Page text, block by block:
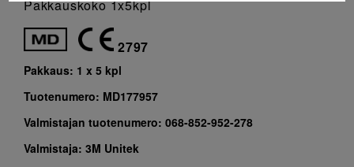
Pakkauskoko 1x5kpl
2797
Pakkaus: 1 x 5 kpl
Tuotenumero: MD177957
Valmistajan tuotenumero: 068-852-952-278
Valmistaja: 3M Unitek